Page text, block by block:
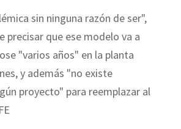
sin ninguna razón de ser",
precisar que ese modelo va a
"varios años" en la planta
y además "no existe
proyecto" para reemplazar al